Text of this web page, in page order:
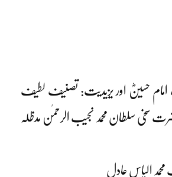
امام حسینؓ اور یزیدیت: تصنیف لطیف
سخی سلطان محمد نجیب الرحمٰن مدظلہ